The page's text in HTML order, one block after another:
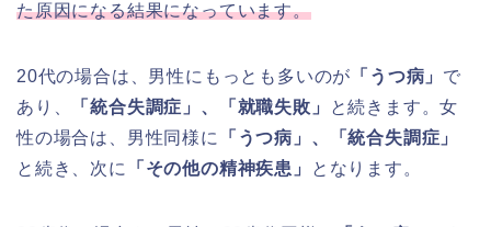
た原因になる結果になっています。
20代の場合は、男性にもっとも多いのが 「うつ病」 で
あり、
「統合失調症」、「就職失敗」
と続きます。女
性の場合は、男性同様に
「うつ病」、「統合失調症」
と続き、次に
「その他の精神疾患」 となります。